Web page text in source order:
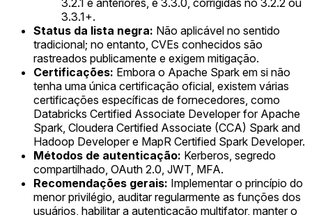
3.2.1 e anteriores, e 3.3.0, corrigidas no 3.2.2 ou
3.3.1+.
Status da lista negra: Não aplicável no sentido
tradicional; no entanto, CVEs conhecidos são
rastreados publicamente e exigem mitigação.
Certificações: Embora o Apache Spark em si não
tenha uma única certificação oficial, existem várias
certificações específicas de fornecedores, como
Databricks Certified Associate Developer for Apache
Spark, Cloudera Certified Associate (CCA) Spark and
Hadoop Developer e MapR Certified Spark Developer.
Métodos de autenticação: Kerberos, segredo
compartilhado, OAuth 2.0, JWT, MFA.
Recomendações gerais: Implementar o princípio do
menor privilégio, auditar regularmente as funções dos
usuários, habilitar a autenticação multifator, manter o